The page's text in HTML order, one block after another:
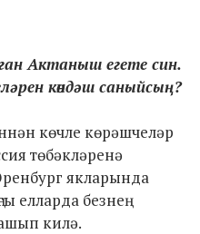
Актаныш егете син.
көндәш саныйсың?
көчле көрәшчеләр
төбәкләренә
якларында
елларда безнең
килә.